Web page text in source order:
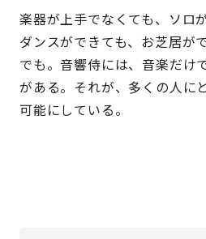
楽器が上手でなくても、ソロ
ダンスができても、お芝居が
でも。音響侍には、音楽だけ
がある。それが、多くの人に
可能にしている。